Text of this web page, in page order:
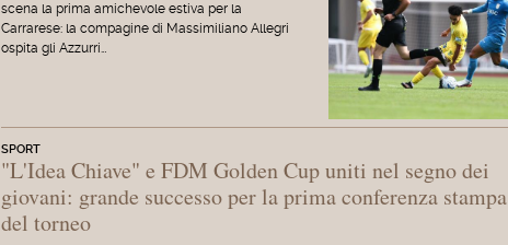
scena la prima amichevole estiva per la
Carrarese: la compagine di Massimiliano Allegri
ospita gli Azzurri…
SPORT
"L'Idea Chiave" e FDM Golden Cup uniti nel segno dei
giovani: grande successo per la prima conferenza stampa
del torneo